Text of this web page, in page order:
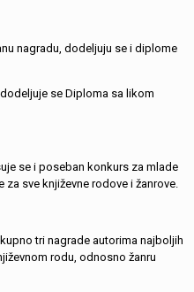
nagradu, dodeljuju se i diplome
se Diploma sa likom
se i poseban konkurs za mlade
sve književne rodove i žanrove.
tri nagrade autorima najboljih
rodu, odnosno žanru